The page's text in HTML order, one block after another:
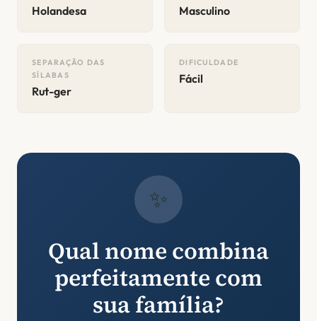
Holandesa Masculino
SEPARAÇÃO DAS
SÍLABAS
Rut-ger
DIFICULDADE
Fácil
✨
Qual nome combina
perfeitamente com
sua família?